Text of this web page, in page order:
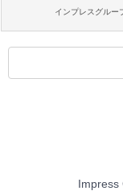
インプレスグルー
Impress